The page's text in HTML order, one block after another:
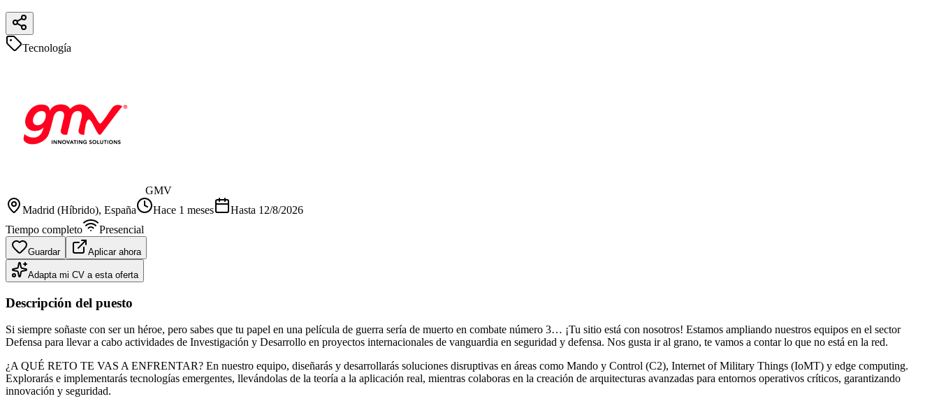
Tecnología
GMV
Madrid (Híbrido), España Hace 1 meses Hasta 12/8/2026
Tiempo completo
Presencial
Guardar Aplicar ahora
Adapta mi CV a esta oferta
Descripción del puesto
Si siempre soñaste con ser un héroe, pero sabes que tu papel en una película de guerra sería de muerto en combate número 3… ¡Tu sitio está con nosotros! Estamos ampliando nuestros equipos en el sector
Defensa para llevar a cabo actividades de Investigación y Desarrollo en proyectos internacionales de vanguardia en seguridad y defensa. Nos gusta ir al grano, te vamos a contar lo que no está en la red.
¿A QUÉ RETO TE VAS A ENFRENTAR? En nuestro equipo, diseñarás y desarrollarás soluciones disruptivas en áreas como Mando y Control (C2), Internet of Military Things (IoMT) y edge computing.
Explorarás e implementarás tecnologías emergentes, llevándolas de la teoría a la aplicación real, mientras colaboras en la creación de arquitecturas avanzadas para entornos operativos críticos, garantizando
innovación y seguridad.